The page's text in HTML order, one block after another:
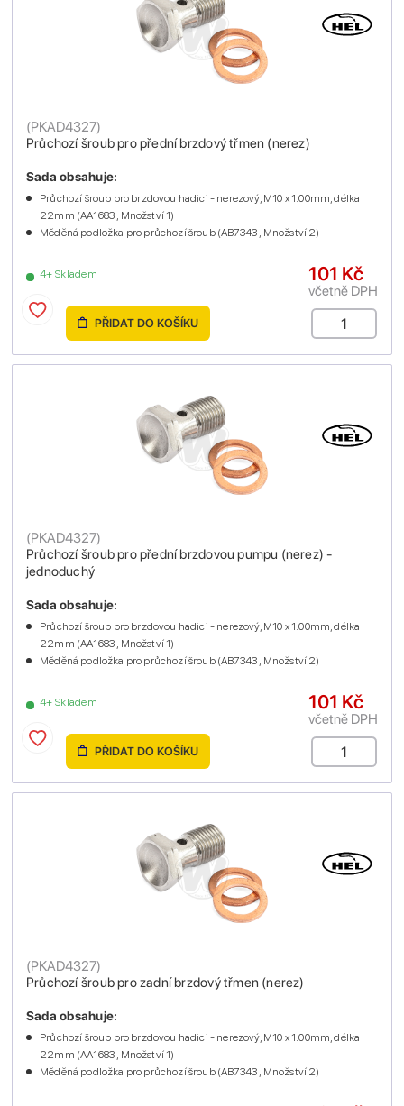
Průchozí šroub pro přední brzdový třmen (nerez)
(PKAD4327)
4+ Skladem
Sada obsahuje:
Průchozí šroub pro brzdovou hadici - nerezový, M10 x 1.00mm, délka
22mm (AA1683 , Množství 1)
Měděná podložka pro průchozí šroub (AB7343 , Množství 2)
101 Kč
včetně DPH
PŘIDAT DO KOŠÍKU
Průchozí šroub pro přední brzdovou pumpu (nerez) -
jednoduchý
(PKAD4327)
4+ Skladem
Sada obsahuje:
Průchozí šroub pro brzdovou hadici - nerezový, M10 x 1.00mm, délka
22mm (AA1683 , Množství 1)
Měděná podložka pro průchozí šroub (AB7343 , Množství 2)
101 Kč
včetně DPH
PŘIDAT DO KOŠÍKU
Průchozí šroub pro zadní brzdový třmen (nerez)
(PKAD4327)
Sada obsahuje:
Průchozí šroub pro brzdovou hadici - nerezový, M10 x 1.00mm, délka
22mm (AA1683 , Množství 1)
Měděná podložka pro průchozí šroub (AB7343 , Množství 2)